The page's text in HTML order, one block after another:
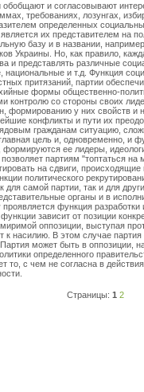
обобщают и согласовывают
требованиях, лозунгах,
определенных
их представителем на
базу и в названии,
Украины. Но, как правило,
и представлять различные
национальные и т.д. Функция
притязаний, партии
формы общественно-
со стороны своих
формированию у них свойств и
конфликты и пути их
гражданам ситуацию,
цель и, одновременно, и
ее лидеры,
партиям "топтаться
на сдвиги,
политического
для самой партии, так и для
органы и в
функция
зависит от позиции
оппозиции, выступая
к насилию. В этом случае партия
может быть в оппозиции,
определенного
то, с чем не согласна в
Страницы: 1 2